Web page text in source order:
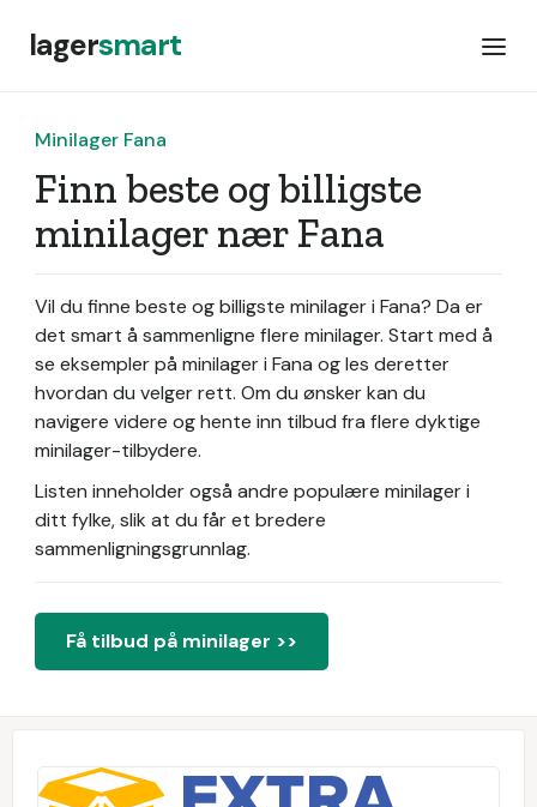
lagersmart
Minilager Fana
Finn beste og billigste
minilager nær Fana
Vil du finne beste og billigste minilager i Fana? Da er
det smart å sammenligne flere minilager. Start med å
se eksempler på minilager i Fana og les deretter
hvordan du velger rett. Om du ønsker kan du
navigere videre og hente inn tilbud fra flere dyktige
minilager-tilbydere.
Listen inneholder også andre populære minilager i
ditt fylke, slik at du får et bredere
sammenligningsgrunnlag.
Få tilbud på minilager >>